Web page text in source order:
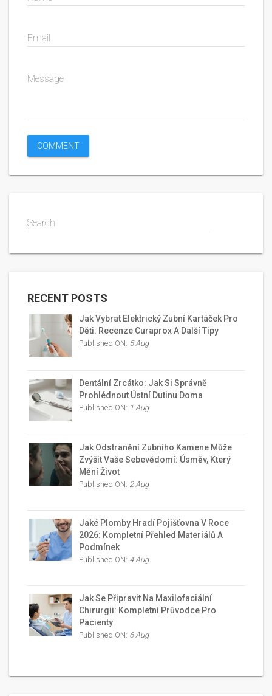
Email
Message
Search
RECENT POSTS
Jak Vybrat Elektrický Zubní Kartáček Pro
Děti: Recenze Curaprox A Další Tipy
Published ON: 5 Aug
Dentální Zrcátko: Jak Si Správně
Prohlédnout Ústní Dutinu Doma
Published ON: 1 Aug
Jak Odstranění Zubního Kamene Může
Zvýšit Vaše Sebevědomí: Úsměv, Který
Mění Život
Published ON: 2 Aug
Jaké Plomby Hradí Pojišťovna V Roce
2026: Kompletní Přehled Materiálů A
Podmínek
Published ON: 4 Aug
Jak Se Připravit Na Maxilofaciální
Chirurgii: Kompletní Průvodce Pro
Pacienty
Published ON: 6 Aug